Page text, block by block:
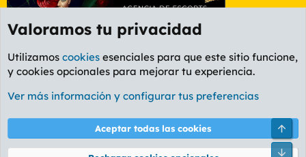
Foro Informática y Videojuegos
Cookies
PL OLDSTYLE AMARILLO
Términos y reglas Política de privacidad Ayuda
Valoramos tu privacidad
Utilizamos cookies esenciales para que este sitio funcione,
y cookies opcionales para mejorar tu experiencia.
Ver más información y configurar tus preferencias
Aceptar todas las cookies
Pie